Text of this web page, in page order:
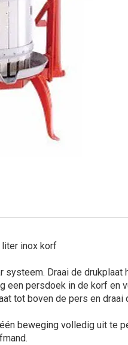
liter inox korf
Draai de drukplaat
een persdoek in de korf en
tot boven de pers en draai
beweging volledig uit te